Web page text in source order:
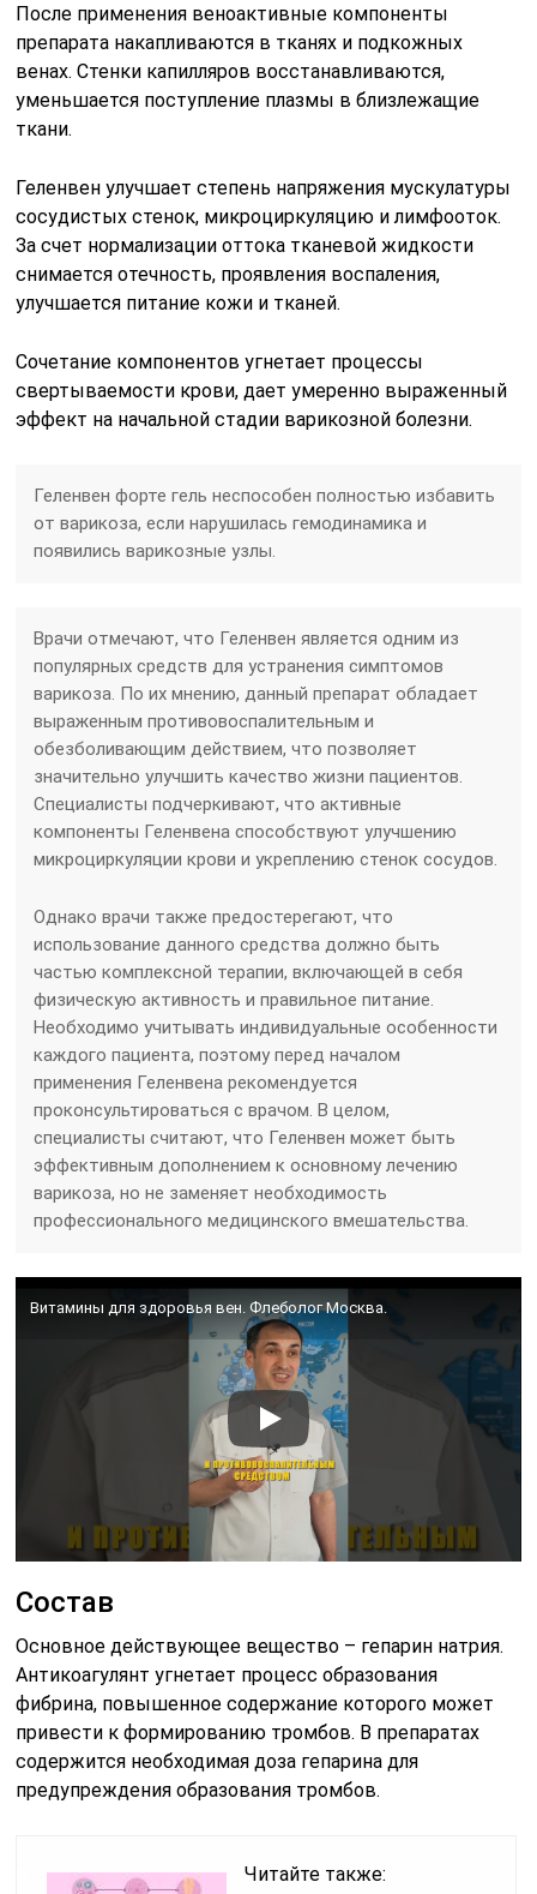
После применения веноактивные компоненты
препарата накапливаются в тканях и подкожных
венах. Стенки капилляров восстанавливаются,
уменьшается поступление плазмы в близлежащие
ткани.
Геленвен улучшает степень напряжения мускулатуры
сосудистых стенок, микроциркуляцию и лимфооток.
За счет нормализации оттока тканевой жидкости
снимается отечность, проявления воспаления,
улучшается питание кожи и тканей.
Сочетание компонентов угнетает процессы
свертываемости крови, дает умеренно выраженный
эффект на начальной стадии варикозной болезни.
Геленвен форте гель неспособен полностью избавить
от варикоза, если нарушилась гемодинамика и
появились варикозные узлы.
Врачи отмечают, что Геленвен является одним из
популярных средств для устранения симптомов
варикоза. По их мнению, данный препарат обладает
выраженным противовоспалительным и
обезболивающим действием, что позволяет
значительно улучшить качество жизни пациентов.
Специалисты подчеркивают, что активные
компоненты Геленвена способствуют улучшению
микроциркуляции крови и укреплению стенок сосудов.
Однако врачи также предостерегают, что
использование данного средства должно быть
частью комплексной терапии, включающей в себя
физическую активность и правильное питание.
Необходимо учитывать индивидуальные особенности
каждого пациента, поэтому перед началом
применения Геленвена рекомендуется
проконсультироваться с врачом. В целом,
специалисты считают, что Геленвен может быть
эффективным дополнением к основному лечению
варикоза, но не заменяет необходимость
профессионального медицинского вмешательства.
Витамины для здоровья вен. Флеболог Москва.
Состав
Основное действующее вещество – гепарин натрия.
Антикоагулянт угнетает процесс образования
фибрина, повышенное содержание которого может
привести к формированию тромбов. В препаратах
содержится необходимая доза гепарина для
предупреждения образования тромбов.
Читайте также: